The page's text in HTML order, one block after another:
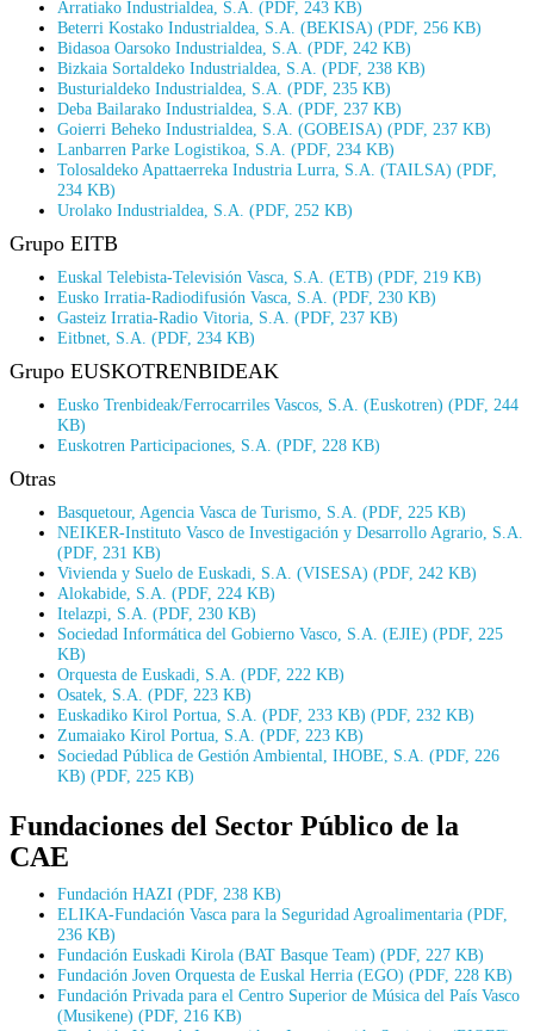
Arratiako Industrialdea, S.A. (PDF, 243 KB)
Beterri Kostako Industrialdea, S.A. (BEKISA) (PDF, 256 KB)
Bidasoa Oarsoko Industrialdea, S.A. (PDF, 242 KB)
Bizkaia Sortaldeko Industrialdea, S.A. (PDF, 238 KB)
Busturialdeko Industrialdea, S.A. (PDF, 235 KB)
Deba Bailarako Industrialdea, S.A. (PDF, 237 KB)
Goierri Beheko Industrialdea, S.A. (GOBEISA) (PDF, 237 KB)
Lanbarren Parke Logistikoa, S.A. (PDF, 234 KB)
Tolosaldeko Apattaerreka Industria Lurra, S.A. (TAILSA) (PDF,
234 KB)
Urolako Industrialdea, S.A. (PDF, 252 KB)
Grupo EITB
Euskal Telebista-Televisión Vasca, S.A. (ETB) (PDF, 219 KB)
Eusko Irratia-Radiodifusión Vasca, S.A. (PDF, 230 KB)
Gasteiz Irratia-Radio Vitoria, S.A. (PDF, 237 KB)
Eitbnet, S.A. (PDF, 234 KB)
Grupo EUSKOTRENBIDEAK
Eusko Trenbideak/Ferrocarriles Vascos, S.A. (Euskotren) (PDF, 244
KB)
Euskotren Participaciones, S.A. (PDF, 228 KB)
Otras
Basquetour, Agencia Vasca de Turismo, S.A. (PDF, 225 KB)
NEIKER-Instituto Vasco de Investigación y Desarrollo Agrario, S.A.
(PDF, 231 KB)
Vivienda y Suelo de Euskadi, S.A. (VISESA) (PDF, 242 KB)
Alokabide, S.A. (PDF, 224 KB)
Itelazpi, S.A. (PDF, 230 KB)
Sociedad Informática del Gobierno Vasco, S.A. (EJIE) (PDF, 225
KB)
Orquesta de Euskadi, S.A. (PDF, 222 KB)
Osatek, S.A. (PDF, 223 KB)
Euskadiko Kirol Portua, S.A. (PDF, 233 KB) (PDF, 232 KB)
Zumaiako Kirol Portua, S.A. (PDF, 223 KB)
Sociedad Pública de Gestión Ambiental, IHOBE, S.A. (PDF, 226
KB) (PDF, 225 KB)
Fundaciones del Sector Público de la
CAE
Fundación HAZI (PDF, 238 KB)
ELIKA-Fundación Vasca para la Seguridad Agroalimentaria (PDF,
236 KB)
Fundación Euskadi Kirola (BAT Basque Team) (PDF, 227 KB)
Fundación Joven Orquesta de Euskal Herria (EGO) (PDF, 228 KB)
Fundación Privada para el Centro Superior de Música del País Vasco
(Musikene) (PDF, 216 KB)